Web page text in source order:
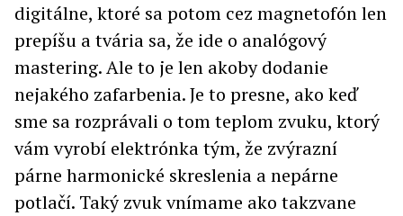
digitálne, ktoré sa potom cez magnetofón len
prepíšu a tvária sa, že ide o analógový
mastering. Ale to je len akoby dodanie
nejakého zafarbenia. Je to presne, ako keď
sme sa rozprávali o tom teplom zvuku, ktorý
vám vyrobí elektrónka tým, že zvýrazní
párne harmonické skreslenia a nepárne
potlačí. Taký zvuk vnímame ako takzvane